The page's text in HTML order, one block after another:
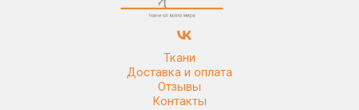
Ткани
Доставка и оплата
Отзывы
Контакты